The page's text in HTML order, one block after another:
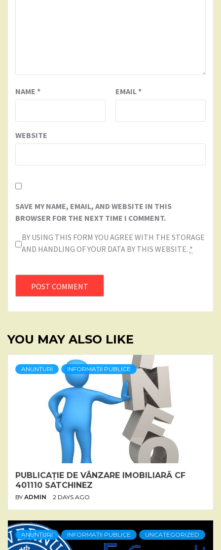
NAME * EMAIL*
WEBSITE
SAVE MY NAME, EMAIL, AND WEBSITE IN THIS
BROWSER FOR THE NEXT TIME I COMMENT.
BY USING THIS FORM YOU AGREE WITH THE STORAGE
AND HANDLING OF YOUR DATA BY THIS WEBSITE. *
YOU MAY ALSO LIKE
ANUNȚURI INFORMAȚII PUBLICE
PUBLICAȚIE DE VÂNZARE IMOBILIARĂ CF
401110 SATCHINEZ
BY ADMIN 2 DAYS AGO
ANUNȚURI INFORMAȚII PUBLICE UNCATEGORIZED